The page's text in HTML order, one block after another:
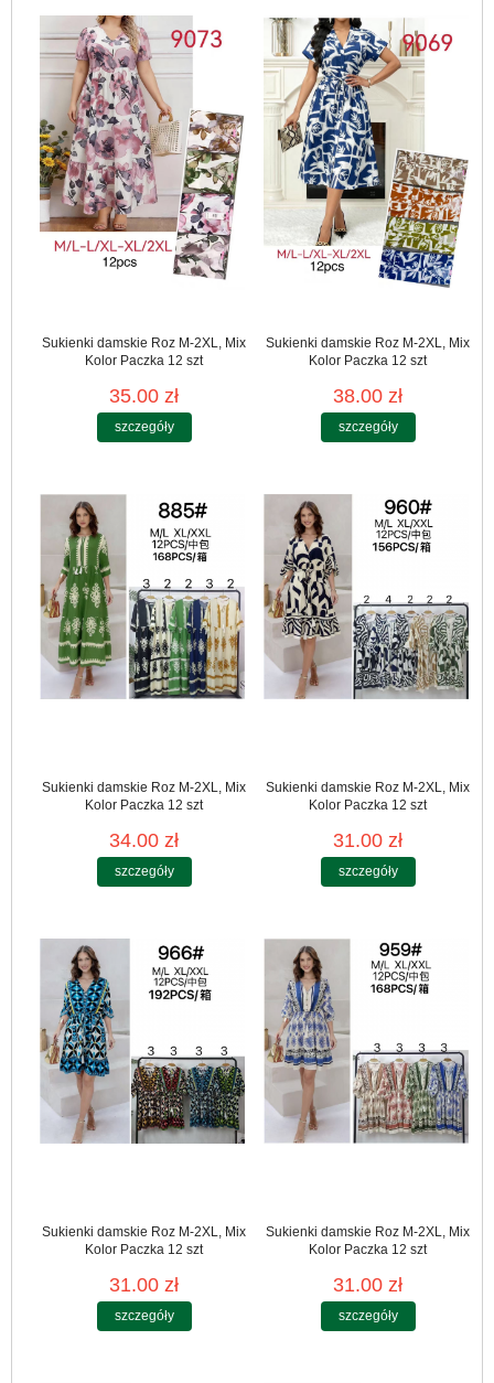
Sukienki damskie Roz M-2XL, Mix
Kolor Paczka 12 szt
35.00 zł
szczegóły
Sukienki damskie Roz M-2XL, Mix
Kolor Paczka 12 szt
38.00 zł
szczegóły
Sukienki damskie Roz M-2XL, Mix
Kolor Paczka 12 szt
34.00 zł
szczegóły
Sukienki damskie Roz M-2XL, Mix
Kolor Paczka 12 szt
31.00 zł
szczegóły
Sukienki damskie Roz M-2XL, Mix
Kolor Paczka 12 szt
31.00 zł
szczegóły
Sukienki damskie Roz M-2XL, Mix
Kolor Paczka 12 szt
31.00 zł
szczegóły